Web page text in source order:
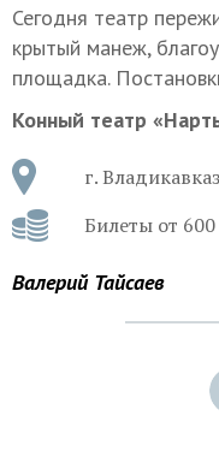
Сегодня театр
крытый манеж,
площадка.
Конный театр
г.
Билеты от
Валерий Тайсаев